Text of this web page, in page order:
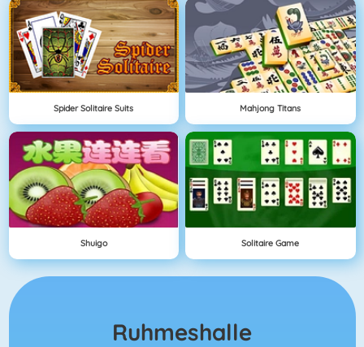
Spider Solitaire Suits Mahjong Titans
Shuigo Solitaire Game
Ruhmeshalle